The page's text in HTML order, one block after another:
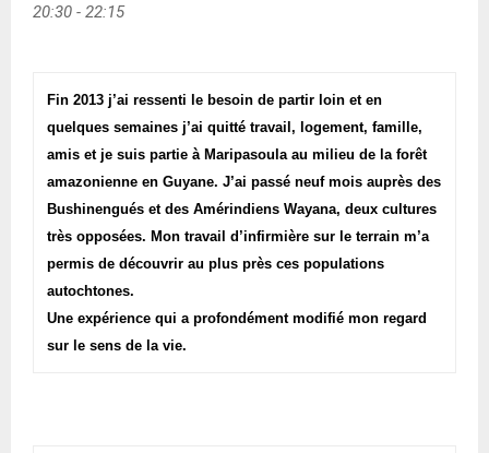
20:30 - 22:15
Fin 2013 j’ai ressenti le besoin de partir loin et en
quelques semaines j’ai quitté travail, logement, famille,
amis et je suis partie à Maripasoula au milieu de la forêt
amazonienne en Guyane. J’ai passé neuf mois auprès des
Bushinengués et des Amérindiens Wayana, deux cultures
très opposées. Mon travail d’infirmière sur le terrain m’a
permis de découvrir au plus près ces populations
autochtones.
Une expérience qui a profondément modifié mon regard
sur le sens de la vie.